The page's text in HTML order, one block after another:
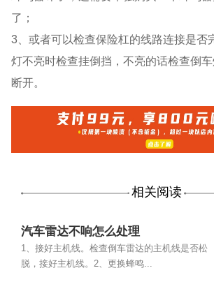
了；
3、或者可以检查保险杠的线路连接是否
灯不亮时检查挂倒挡，不亮的话检查倒
断开。
相关阅读
汽车雷达不响怎么处理
1、接好主机线。检查倒车雷达的主机线是否松
脱，接好主机线。2、更换蜂鸣...